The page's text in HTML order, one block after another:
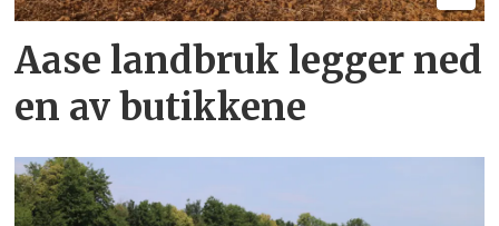
Aase landbruk legger ned
en av butikkene